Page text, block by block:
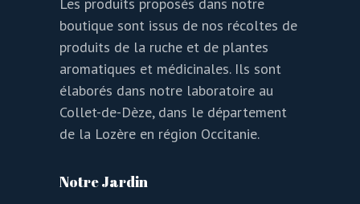
boutique sont issus de nos récoltes de
produits de la ruche et de plantes
aromatiques et médicinales. Ils sont
élaborés dans notre laboratoire au
Collet-de-Dèze, dans le département
de la Lozère en région Occitanie.
Notre Jardin